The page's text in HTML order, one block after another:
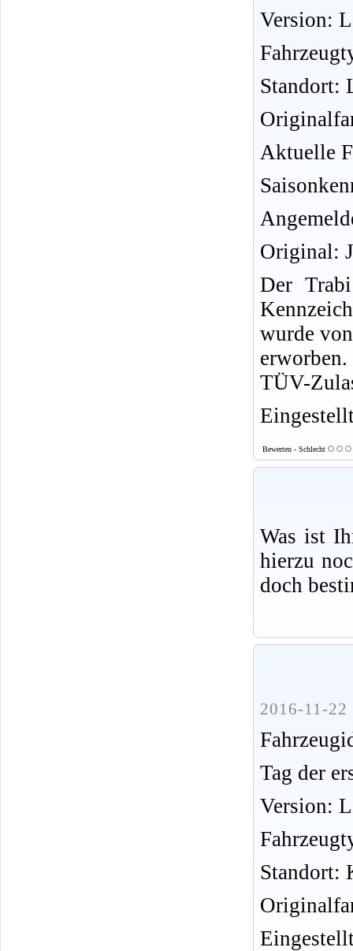
Version:
Standort:
Aktuelle
Original:
Der
wurde
TÜV-
Bewerten - Schlecht
Was ist
hierzu
doch
2016-11-22
Tag der
Version:
Standort: